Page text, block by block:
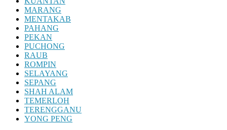
MARANG
MENTAKAB
PAHANG
PEKAN
PUCHONG
RAUB
ROMPIN
SELAYANG
SEPANG
SHAH ALAM
TEMERLOH
TERENGGANU
YONG PENG